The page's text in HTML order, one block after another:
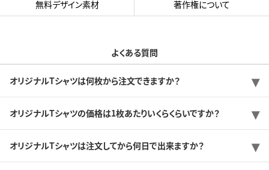
無料デザイン素材
著作権について
よくある質問
オリジナルTシャツは何枚から注文できますか？
オリジナルTシャツの価格は1枚あたりいくらくらいですか？
オリジナルTシャツは注文してから何日で出来ますか？